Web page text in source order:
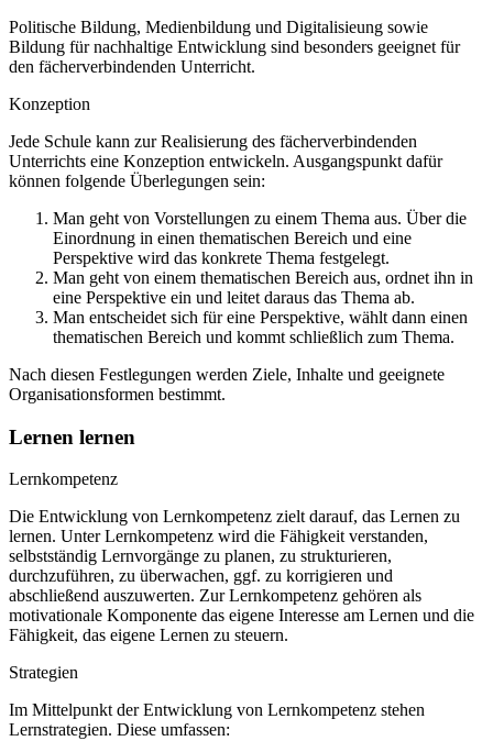
Politische Bildung, Medienbildung und Digitalisieung sowie
Bildung für nachhaltige Entwicklung sind besonders geeignet für
den fächerverbindenden Unterricht.
Konzeption
Jede Schule kann zur Realisierung des fächerverbindenden
Unterrichts eine Konzeption entwickeln. Ausgangspunkt dafür
können folgende Überlegungen sein:
Man geht von Vorstellungen zu einem Thema aus. Über die
Einordnung in einen thematischen Bereich und eine
Perspektive wird das konkrete Thema festgelegt.
Man geht von einem thematischen Bereich aus, ordnet ihn in
eine Perspektive ein und leitet daraus das Thema ab.
Man entscheidet sich für eine Perspektive, wählt dann einen
thematischen Bereich und kommt schließlich zum Thema.
Nach diesen Festlegungen werden Ziele, Inhalte und geeignete
Organisationsformen bestimmt.
Lernen lernen
Lernkompetenz
Die Entwicklung von Lernkompetenz zielt darauf, das Lernen zu
lernen. Unter Lernkompetenz wird die Fähigkeit verstanden,
selbstständig Lernvorgänge zu planen, zu strukturieren,
durchzuführen, zu überwachen, ggf. zu korrigieren und
abschließend auszuwerten. Zur Lernkompetenz gehören als
motivationale Komponente das eigene Interesse am Lernen und die
Fähigkeit, das eigene Lernen zu steuern.
Strategien
Im Mittelpunkt der Entwicklung von Lernkompetenz stehen
Lernstrategien. Diese umfassen: